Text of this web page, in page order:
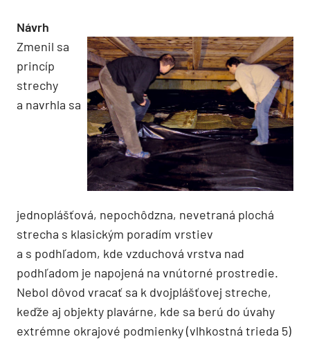
Návrh
Zmenil sa
princíp
strechy
a navrhla sa
jednoplášťová, nepochôdzna, nevetraná plochá
strecha s klasickým poradím vrstiev
a s podhľadom, kde vzduchová vrstva nad
podhľadom je napojená na vnútorné prostredie.
Nebol dôvod vracať sa k dvojplášťovej streche,
keďže aj objekty plavárne, kde sa berú do úvahy
extrémne okrajové podmienky (vlhkostná trieda 5)